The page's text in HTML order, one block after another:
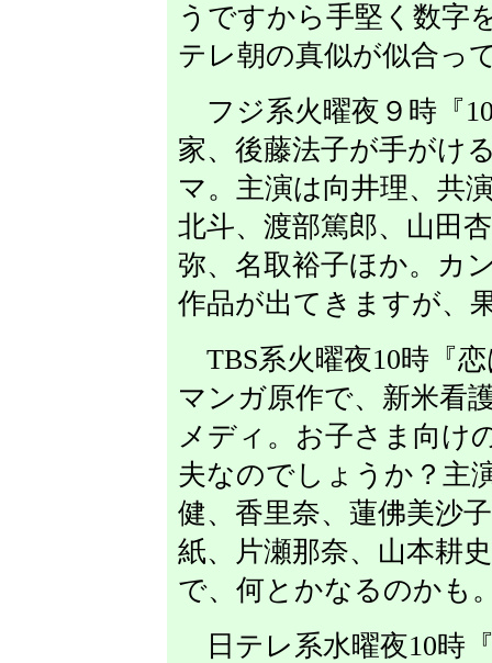
うですから手堅く数字
テレ朝の真似が似合っ
フジ系火曜夜９時『
家、後藤法子が手がけ
マ。主演は向井理、共
北斗、渡部篤郎、山田
弥、名取裕子ほか。カ
作品が出てきますが、
TBS系火曜夜10時『
マンガ原作で、新米看
メディ。お子さま向け
夫なのでしょうか？主
健、香里奈、蓮佛美沙
紙、片瀬那奈、山本耕
で、何とかなるのかも
日テレ系水曜夜10時